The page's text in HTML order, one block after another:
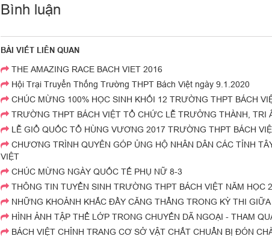
Bình luận
BÀI VIẾT LIÊN QUAN
THE AMAZING RACE BACH VIET 2016
Hội Trại Truyển Thống Trường THPT Bách Việt ngày 9.1.2020
CHÚC MỪNG 100% HỌC SINH KHỐI 12 TRƯỜNG THPT BÁCH
TRƯỜNG THPT BÁCH VIỆT TỔ CHỨC LỄ TRƯỞNG THÀNH, TRI
LỄ GIỔ QUỐC TỔ HÙNG VƯƠNG 2017 TRƯỜNG THPT BÁCH
CHƯƠNG TRÌNH QUYÊN GÓP ỦNG HỘ NHÂN DÂN CÁC TỈNH
VIỆT
CHÚC MỪNG NGÀY QUỐC TẾ PHỤ NỮ 8-3
THÔNG TIN TUYỂN SINH TRƯỜNG THPT BÁCH VIỆT NĂM HỌC
NHỮNG KHOẢNH KHẮC ĐẦY CĂNG THẲNG TRONG KỲ THI
HÌNH ẢNH TẬP THỂ LỚP TRONG CHUYẾN DÃ NGOẠI - THAM
BÁCH VIỆT CHỈNH TRANG CƠ SỞ VẬT CHẤT CHUẨN BỊ ĐÓN